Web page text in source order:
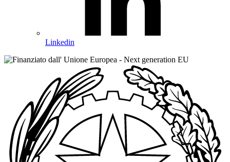
Linkedin